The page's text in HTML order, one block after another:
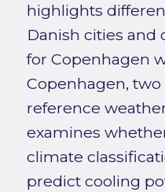
highlights
Danish cities and
for Copenhagen
Copenhagen,
reference
examines
climate
predict cooling